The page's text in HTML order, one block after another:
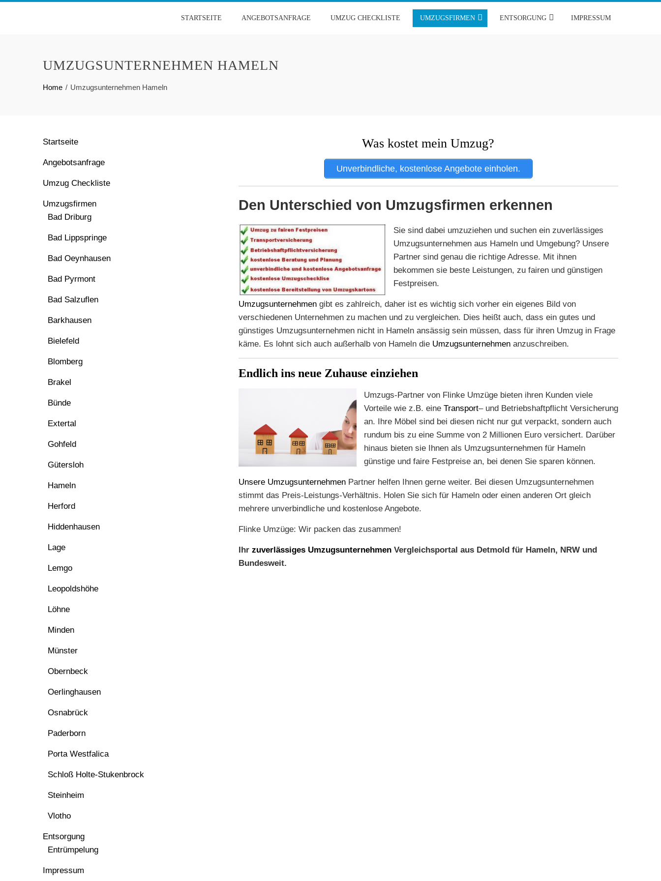
STARTSEITE ANGEBOTSANFRAGE UMZUG CHECKLISTE UMZUGSFIRMEN ENTSORGUNG IMPRESSUM
UMZUGSUNTERNEHMEN HAMELN
Home Umzugsunternehmen Hameln
Was kostet mein Umzug?
Unverbindliche, kostenlose Angebote einholen.
Den Unterschied von Umzugsfirmen erkennen
Sie sind dabei umzuziehen und suchen ein zuverlässiges
Umzugsunternehmen aus Hameln und Umgebung? Unsere
Partner sind genau die richtige Adresse. Mit ihnen
bekommen sie beste Leistungen, zu fairen und günstigen
Festpreisen.
Umzugsunternehmengibt es zahlreich, daher ist es wichtig sich vorher ein eigenes Bild von
verschiedenen Unternehmen zu machen und zu vergleichen. Dies heißt auch, dass ein gutes und
günstiges Umzugsunternehmen nicht in Hameln ansässig sein müssen, dass für ihren Umzug in Frage
käme. Es lohnt sich auch außerhalb von Hameln die Umzugsunternehmenanzuschreiben.
Endlich ins neue Zuhause einziehen
Umzugs-Partner von Flinke Umzüge bieten ihren Kunden viele
Vorteile wie z.B. eine Transport– und Betriebshaftpflicht Versicherung
an. Ihre Möbel sind bei diesen nicht nur gut verpackt, sondern auch
rundum bis zu eine Summe von 2 Millionen Euro versichert. Darüber
hinaus bieten sie Ihnen als Umzugsunternehmen für Hameln
günstige und faire Festpreise an, bei denen Sie sparen können.
Unsere UmzugsunternehmenPartner helfen Ihnen gerne weiter. Bei diesen Umzugsunternehmen
stimmt das Preis-Leistungs-Verhältnis. Holen Sie sich für Hameln oder einen anderen Ort gleich
mehrere unverbindliche und kostenlose Angebote.
Flinke Umzüge: Wir packen das zusammen!
Ihr zuverlässiges UmzugsunternehmenVergleichsportal aus Detmold für Hameln, NRW und
Bundesweit.
Startseite
Angebotsanfrage
Umzug Checkliste
Umzugsfirmen
Bad Driburg
Bad Lippspringe
Bad Oeynhausen
Bad Pyrmont
Bad Salzuflen
Barkhausen
Bielefeld
Blomberg
Brakel
Bünde
Extertal
Gohfeld
Gütersloh
Hameln
Herford
Hiddenhausen
Lage
Lemgo
Leopoldshöhe
Löhne
Minden
Münster
Obernbeck
Oerlinghausen
Osnabrück
Paderborn
Porta Westfalica
Schloß Holte-Stukenbrock
Steinheim
Vlotho
Entsorgung
Entrümpelung
Impressum